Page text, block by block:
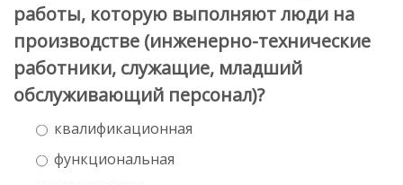
работы, которую выполняют люди на
производстве (инженерно-технические
работники, служащие, младший
обслуживающий персонал)?
квалификационная
функциональная